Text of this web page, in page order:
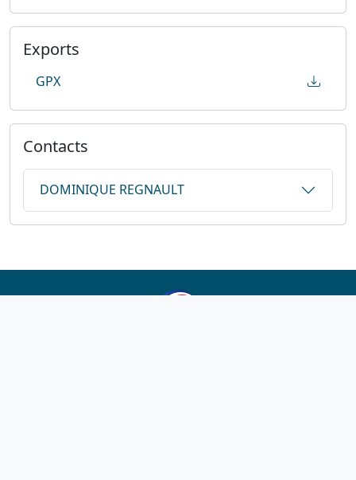
Exports
GPX
Contacts
DOMINIQUE REGNAULT